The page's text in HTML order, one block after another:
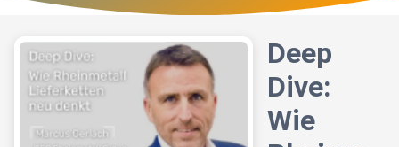
Deep
Dive:
Wie